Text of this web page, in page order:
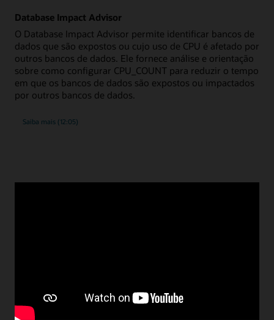
do
Database Impact Advisor
O Database Impact Advisor permite identificar bancos de
dados que são expostos ou cujo uso de CPU é afetado por
outros bancos de dados. Ele fornece análise e orientação
sobre como configurar CPU_COUNT para reduzir o tempo
em que os bancos de dados são expostos ou impactados
por outros bancos de dados.
Saiba mais (12:05)
de bancos de dados, poderá acessar tudo o que precisar
na página Engineered Systems Fleet.